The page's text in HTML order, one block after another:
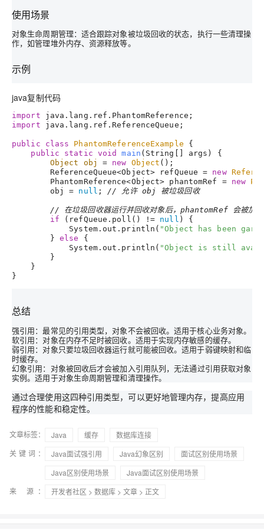
使用场景
对象生命周期管理：适合跟踪对象被垃圾回收的状态，执行一些清理操
作，如管理堆外内存、资源释放等。
示例
java复制代码
import
import java.lang.ref.ReferenceQueue;
public class PhantomReferenceExample {
public
static void main (String[] args)
{
Object
obj = new Object ();
ReferenceQueue<Object> refQueue = new
PhantomReference<Object> phantomRef = new
obj = null ; // 允许 obj 被垃圾回收
// 在垃圾回收器运行并回收对象后，phantomRef 会被加入
if (refQueue.poll() != null ) {
System.out.println( "Object has been
} else {
System.out.println( "Object is still
}
}
总结
强引用：最常见的引用类型，对象不会被回收。适用于核心业务对象。
软引用：对象在内存不足时被回收。适用于实现内存敏感的缓存。
弱引用：对象只要垃圾回收器运行就可能被回收。适用于弱键映射和临
时缓存。
幻象引用：对象被回收后才会被加入引用队列，无法通过引用获取对象
实例。适用于对象生命周期管理和清理操作。
通过合理使用这四种引用类型，可以更好地管理内存，提高应用
程序的性能和稳定性。
文章标签： Java 缓存
数据库连接
关键词：
Java面试强引用 Java幻象区别
面试区别使用场景
Java区别使用场景
Java面试区别使用场景
来 源：
开发者社区 > 数据库 > 文章 > 正文